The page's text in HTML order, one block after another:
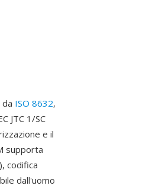
ISO 8632,
JTC 1/SC
e il
supporta
codifica
dall'uomo